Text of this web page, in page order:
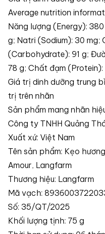
Average nutrition
Năng lượng (Energy):
g; Natri (Sodium): 30 mg;
(Carbohydrate): 91 g;
78 g; Chất đạm (Protein):
Giá trị dinh dưỡng trung
trị trên nhãn
Sản phẩm mang nhãn
Công ty TNHH Quảng
Xuất xứ: Việt Nam
Tên sản phẩm: Kẹo
Amour, Langfarm
Thương hiệu: Langfarm
Mã vạch:
Số: 35/QT/2025
Khối lượng tịnh: 75 g